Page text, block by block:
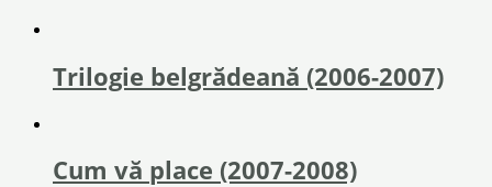
Trilogie belgrădeană (2006-2007)
Cum vă place (2007-2008)